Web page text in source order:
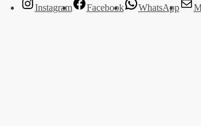
Instagram Facebook WhatsApp